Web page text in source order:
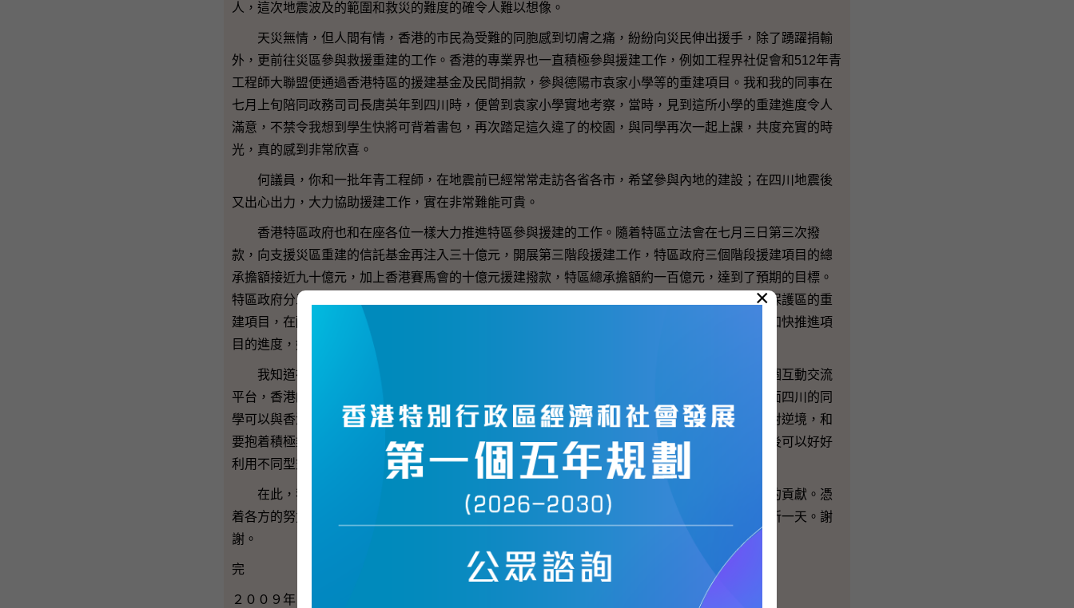
人，這次地震波及的範圍和救災的難度的確令人難以想像。
天災無情，但人間有情，香港的市民為受難的同胞感到切膚之痛，紛紛向災民伸出援手，除了踴躍捐輸
外，更前往災區參與救援重建的工作。香港的專業界也一直積極參與援建工作，例如工程界社促會和512年青
工程師大聯盟便通過香港特區的援建基金及民間捐款，參與德陽市袁家小學等的重建項目。我和我的同事在
七月上旬陪同政務司司長唐英年到四川時，便曾到袁家小學實地考察，當時，見到這所小學的重建進度令人
滿意，不禁令我想到學生快將可背着書包，再次踏足這久違了的校園，與同學再次一起上課，共度充實的時
光，真的感到非常欣喜。
何議員，你和一批年青工程師，在地震前已經常常走訪各省各市，希望參與內地的建設；在四川地震後
又出心出力，大力協助援建工作，實在非常難能可貴。
香港特區政府也和在座各位一樣大力推進特區參與援建的工作。隨着特區立法會在七月三日第三次撥
款，向支援災區重建的信託基金再注入三十億元，開展第三階段援建工作，特區政府三個階段援建項目的總
承擔額接近九十億元，加上香港賽馬會的十億元援建撥款，特區總承擔額約一百億元，達到了預期的目標。
特區政府分三階段共承擔了一百五十二個有關教育、醫療康復、基礎建設、社會福利及臥龍自然保護區的重
建項目，在配合中央和四川省的整體重建計劃，和確保質量的前提下，我們會繼續和四川省政府加快推進項
目的進度，好讓各項目得以早日落實。
我知道在接下來的時間，香港的同學會與四川省的同學首次進行線上互動交流。相信藉着這個互動交流
平台，香港的同學可以在無地域限制的環境下，向遠方的四川同學表達關愛和送上祝福，另一方面四川的同
學可以與香港的同學分享他們的故事，相信四川同學的經歷可以啟發我們要以不屈不撓的鬥志面對逆境，和
要抱着積極樂觀的信念迎接明天。這種交流活動實在非常有意義，希望兩地的學生和各界朋友日後可以好好
利用不同型式的平台互相交流，使川港雙方的關係變得更密切。
在此，我感謝香港的工程界和教育界共同推動這活動，也感謝各界在四川重建工作上所作出的貢獻。憑
着各方的努力，希望我們可以在不久將來與四川省的同胞共同見證，四川在災後跨步向前，邁向新一天。謝
謝。
完
２００９年８月５日（星期三）
×